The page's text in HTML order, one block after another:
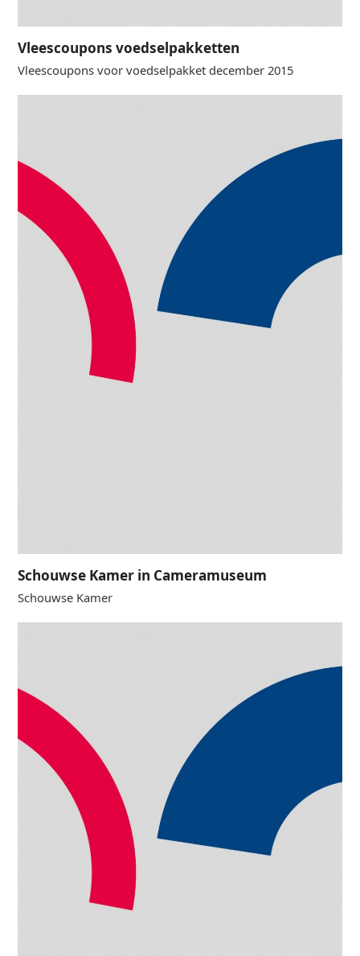
Vleescoupons voedselpakketten
Vleescoupons voor voedselpakket december 2015
Schouwse Kamer in Cameramuseum
Schouwse Kamer